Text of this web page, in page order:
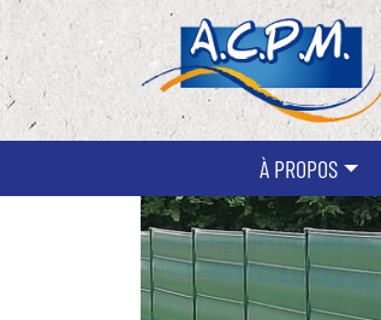
À PROPOS